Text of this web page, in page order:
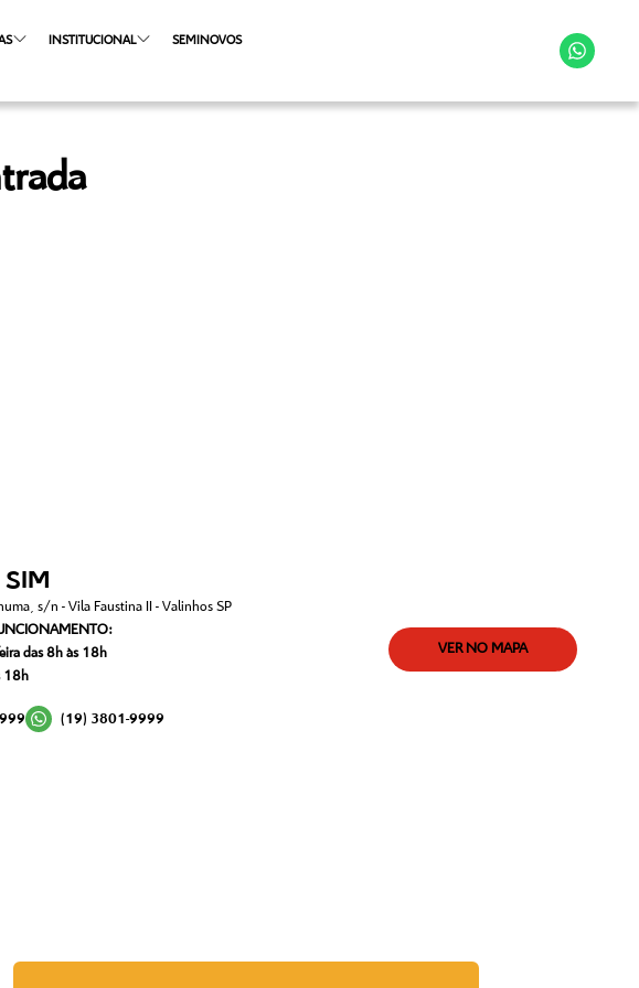
INSTITUCIONAL
SEMINOVOS
s/n - Vila Faustina II - Valinhos SP
das 8h às 18h
18h
(19) 3801-9999
VER NO MAPA